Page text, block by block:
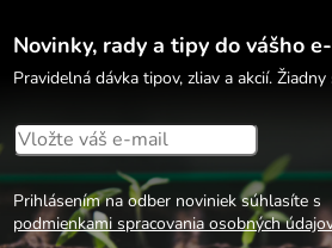
Novinky, rady a tipy do vášho
Pravidelná dávka tipov, zliav a akcií. Žiadny
Prihlásením na odber noviniek súhlasíte s
podmienkami spracovania osobných